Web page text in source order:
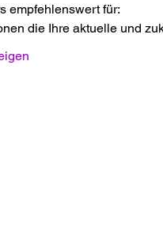
empfehlenswert für:
die Ihre aktuelle und